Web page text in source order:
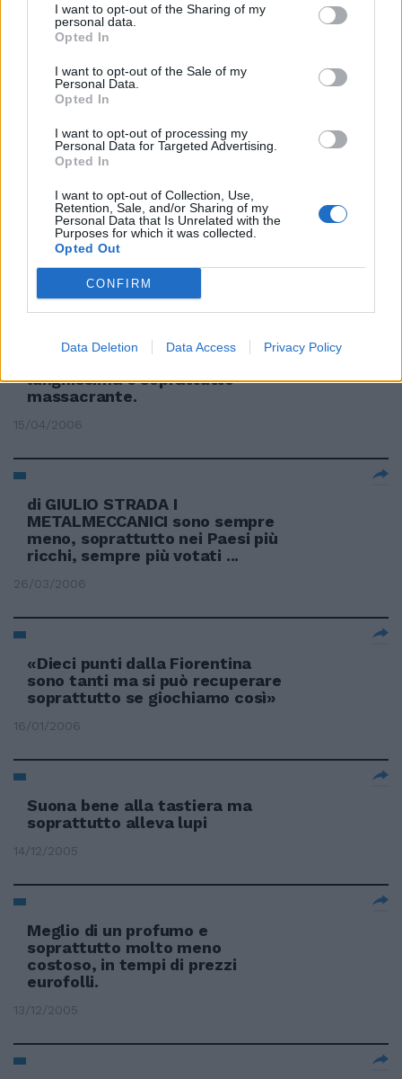
I want to opt-out of the Sharing of my
personal data.
Opted In
I want to opt-out of the Sale of my
Personal Data.
Opted In
I want to opt-out of processing my
Personal Data for Targeted Advertising.
Opted In
I want to opt-out of Collection, Use,
Retention, Sale, and/or Sharing of my
Personal Data that Is Unrelated with the
Purposes for which it was collected.
Opted Out
CONFIRM
Data Deletion Data Access Privacy Policy
PIAGGIO L'ad Colaninno: «I nuovi
azionisti sono soprattutto fondi
esteri»
08/07/2006
di FEDERICO BERNARDI PARIGI —
Vince il Barcellona, ma
soprattutto ha vinto il calcio.
lunghissima e soprattutto
massacrante.
15/04/2006
di GIULIO STRADA I
METALMECCANICI sono sempre
meno, soprattutto nei Paesi più
ricchi, sempre più votati ...
26/03/2006
«Dieci punti dalla Fiorentina
sono tanti ma si può recuperare
soprattutto se giochiamo così»
16/01/2006
Suona bene alla tastiera ma
soprattutto alleva lupi
14/12/2005
Meglio di un profumo e
soprattutto molto meno
costoso, in tempi di prezzi
eurofolli.
13/12/2005